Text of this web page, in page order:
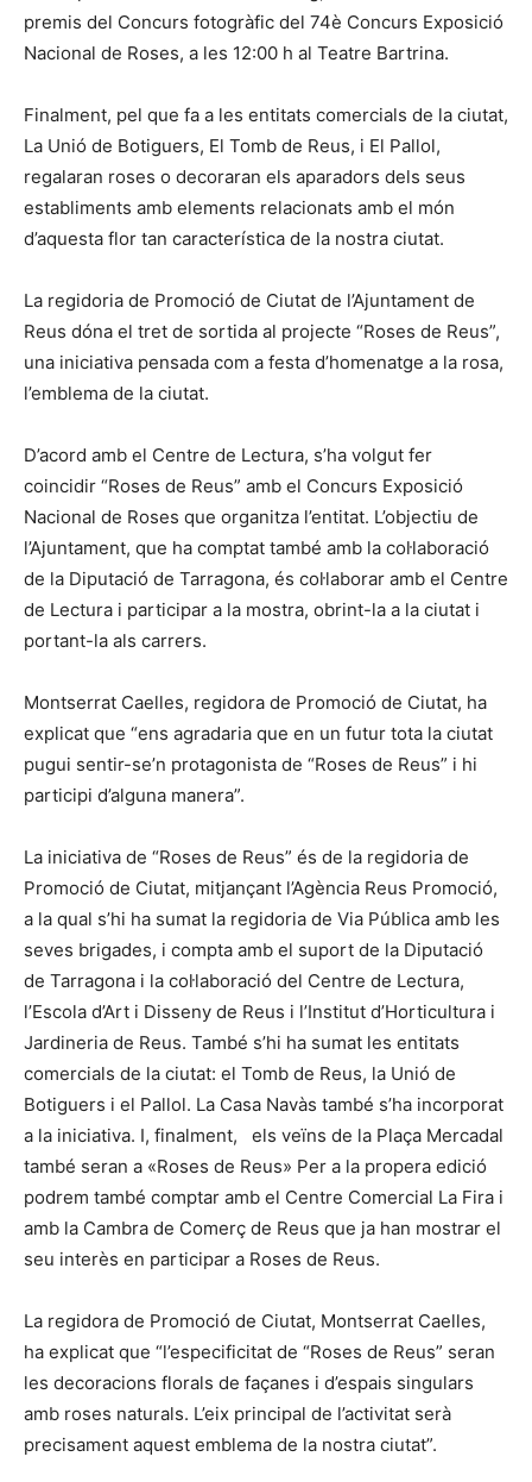
premis del Concurs fotogràfic del 74è Concurs Exposició
Nacional de Roses, a les 12:00 h al Teatre Bartrina.
Finalment, pel que fa a les entitats comercials de la ciutat,
La Unió de Botiguers, El Tomb de Reus, i El Pallol,
regalaran roses o decoraran els aparadors dels seus
establiments amb elements relacionats amb el món
d’aquesta flor tan característica de la nostra ciutat.
La regidoria de Promoció de Ciutat de l’Ajuntament de
Reus dóna el tret de sortida al projecte “Roses de Reus”,
una iniciativa pensada com a festa d’homenatge a la rosa,
l’emblema de la ciutat.
D’acord amb el Centre de Lectura, s’ha volgut fer
coincidir “Roses de Reus” amb el Concurs Exposició
Nacional de Roses que organitza l’entitat. L’objectiu de
l’Ajuntament, que ha comptat també amb la col·laboració
de la Diputació de Tarragona, és col·laborar amb el Centre
de Lectura i participar a la mostra, obrint-la a la ciutat i
portant-la als carrers.
Montserrat Caelles, regidora de Promoció de Ciutat, ha
explicat que “ens agradaria que en un futur tota la ciutat
pugui sentir-se’n protagonista de “Roses de Reus” i hi
participi d’alguna manera”.
La iniciativa de “Roses de Reus” és de la regidoria de
Promoció de Ciutat, mitjançant l’Agència Reus Promoció,
a la qual s’hi ha sumat la regidoria de Via Pública amb les
seves brigades, i compta amb el suport de la Diputació
de Tarragona i la col·laboració del Centre de Lectura,
l’Escola d’Art i Disseny de Reus i l’Institut d’Horticultura i
Jardineria de Reus. També s’hi ha sumat les entitats
comercials de la ciutat: el Tomb de Reus, la Unió de
Botiguers i el Pallol. La Casa Navàs també s’ha incorporat
a la iniciativa. I, finalment, els veïns de la Plaça Mercadal
també seran a «Roses de Reus» Per a la propera edició
podrem també comptar amb el Centre Comercial La Fira i
amb la Cambra de Comerç de Reus que ja han mostrar el
seu interès en participar a Roses de Reus.
La regidora de Promoció de Ciutat, Montserrat Caelles,
ha explicat que “l’especificitat de “Roses de Reus” seran
les decoracions florals de façanes i d’espais singulars
amb roses naturals. L’eix principal de l’activitat serà
precisament aquest emblema de la nostra ciutat”.